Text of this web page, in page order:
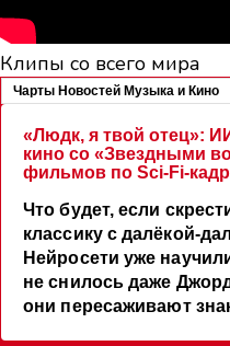
Клипы со всего мира